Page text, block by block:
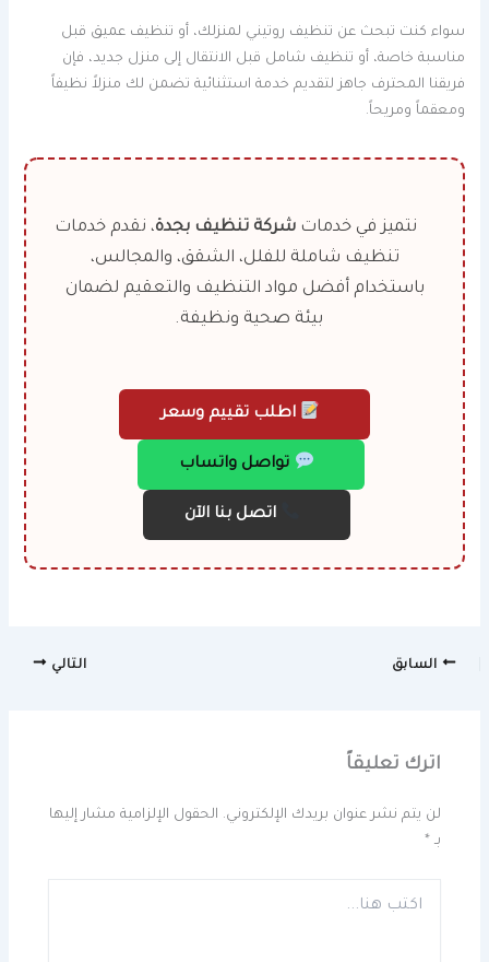
سواء كنت تبحث عن تنظيف روتيني لمنزلك، أو تنظيف عميق قبل
مناسبة خاصة، أو تنظيف شامل قبل الانتقال إلى منزل جديد، فإن
فريقنا المحترف جاهز لتقديم خدمة استثنائية تضمن لك منزلاً نظيفاً
ومعقماً ومريحاً.
نتميز في خدمات شركة تنظيف بجدة، نقدم خدمات
تنظيف شاملة للفلل، الشقق، والمجالس،
باستخدام أفضل مواد التنظيف والتعقيم لضمان
بيئة صحية ونظيفة.
اطلب تقييم وسعر
تواصل واتساب
اتصل بنا الآن
السابق التالي
اترك تعليقاً
لن يتم نشر عنوان بريدك الإلكتروني. الحقول الإلزامية مشار إليها
بـ *
هنا...